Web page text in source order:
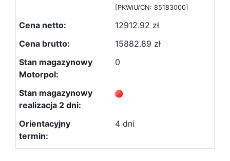
[PKWiU/CN: 85183000]
12912.92 zł
15882.89 zł
0
4 dni